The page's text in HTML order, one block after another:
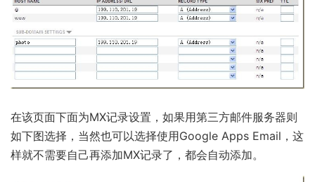
在该页面下面为MX记录设置，如果用第三方邮件服务器则
如下图选择，当然也可以选择使用Google Apps Email，这
样就不需要自己再添加MX记录了，都会自动添加。